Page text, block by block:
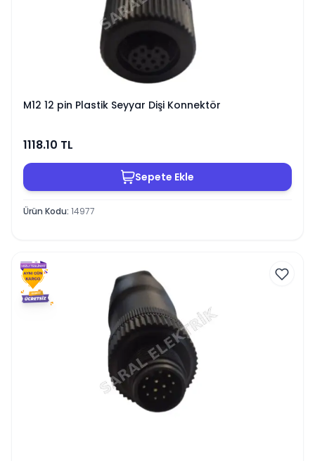
M12 12 pin Plastik Seyyar Dişi Konnektör
1118.10 TL
Sepete Ekle
Ürün Kodu: 14977